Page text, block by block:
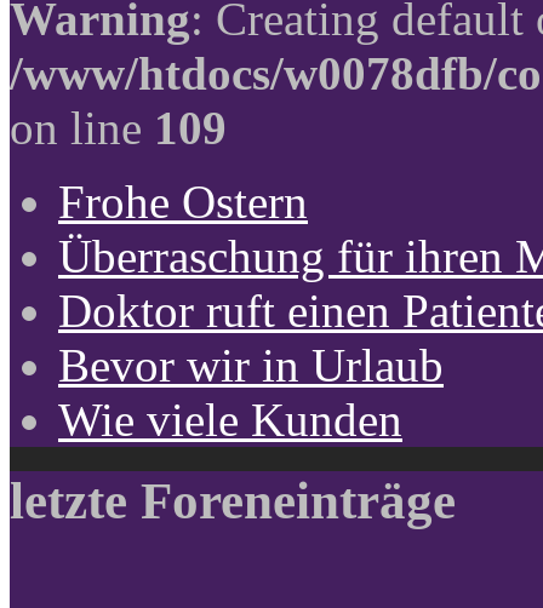
Warning: Creating
/www/htdocs/w0078dfb/
on line 109
Frohe Ostern
Überraschung für ihren
Doktor ruft einen
Bevor wir in Urlaub
Wie viele Kunden
letzte Foreneinträge